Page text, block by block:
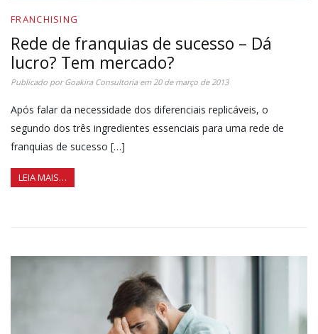
FRANCHISING
Rede de franquias de sucesso – Dá
lucro? Tem mercado?
Publicado porGoakira Consultoriaem20 de março de 2013
Após falar da necessidade dos diferenciais replicáveis, o
segundo dos três ingredientes essenciais para uma rede de
franquias de sucesso […]
LEIA MAIS…